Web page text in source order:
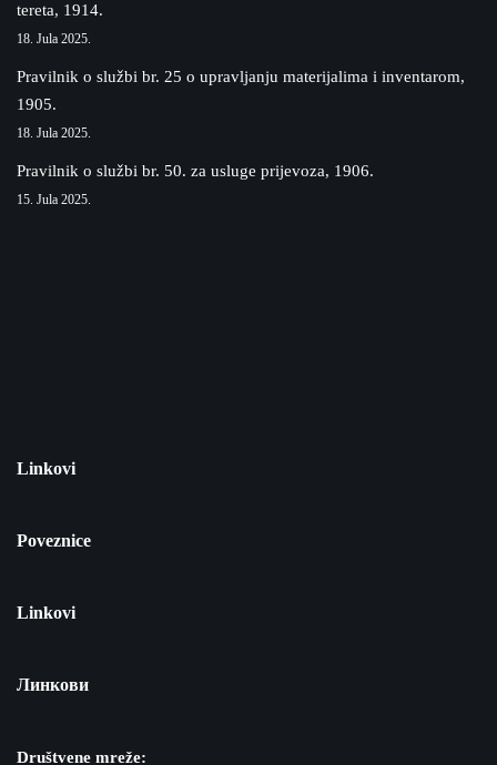
tereta, 1914.
18. Jula 2025.
Pravilnik o službi br. 25 o upravljanju materijalima i inventarom,
1905.
18. Jula 2025.
Pravilnik o službi br. 50. za usluge prijevoza, 1906.
15. Jula 2025.
Linkovi
Poveznice
Linkovi
Линкови
Društvene mreže: